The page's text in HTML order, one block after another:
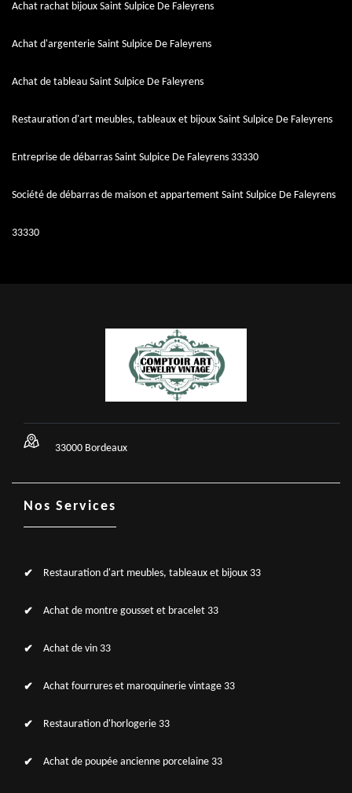
Achat rachat bijoux Saint Sulpice De Faleyrens
Achat d'argenterie Saint Sulpice De Faleyrens
Achat de tableau Saint Sulpice De Faleyrens
Restauration d'art meubles, tableaux et bijoux Saint Sulpice De Faleyrens
Entreprise de débarras Saint Sulpice De Faleyrens 33330
Société de débarras de maison et appartement Saint Sulpice De Faleyrens
33330
33000 Bordeaux
Nos Services
Restauration d'art meubles, tableaux et bijoux 33
Achat de montre gousset et bracelet 33
Achat de vin 33
Achat fourrures et maroquinerie vintage 33
Restauration d'horlogerie 33
Achat de poupée ancienne porcelaine 33